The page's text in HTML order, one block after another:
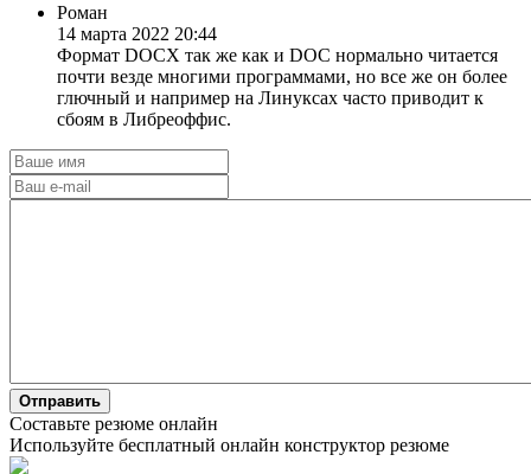
Роман
14 марта 2022 20:44
Формат DOCX так же как и DOC нормально читается
почти везде многими программами, но все же он более
глючный и например на Линуксах часто приводит к
сбоям в Либреоффис.
Отправить
Составьте резюме онлайн
Используйте бесплатный онлайн конструктор резюме